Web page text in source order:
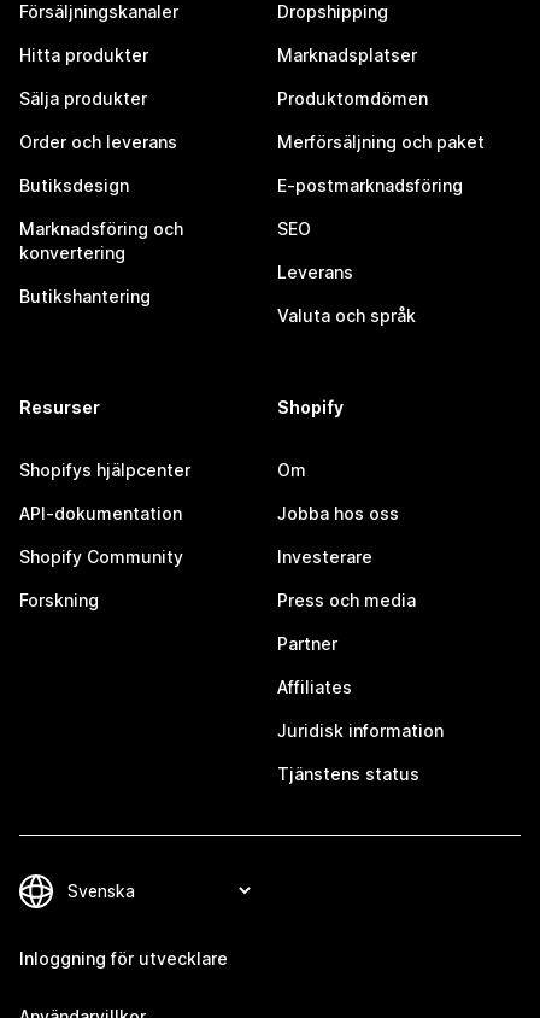
Försäljningskanaler
Hitta produkter
Sälja produkter
Order och leverans
Butiksdesign
Marknadsföring och
konvertering
Butikshantering
Dropshipping
Marknadsplatser
Produktomdömen
Merförsäljning och paket
E-postmarknadsföring
SEO
Leverans
Valuta och språk
Resurser
Shopifys hjälpcenter
API-dokumentation
Shopify Community
Forskning
Shopify
Om
Jobba hos oss
Investerare
Press och media
Partner
Affiliates
Juridisk information
Tjänstens status
Inloggning för utvecklare